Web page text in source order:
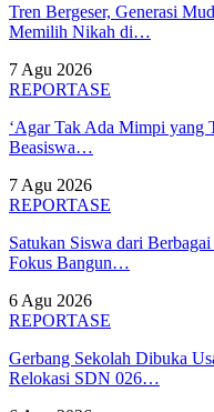
Tren Bergeser, Generasi
Memilih Nikah di…
7 Agu 2026
REPORTASE
‘Agar Tak Ada Mimpi yang
Beasiswa…
7 Agu 2026
REPORTASE
Satukan Siswa dari
Fokus Bangun…
6 Agu 2026
REPORTASE
Gerbang Sekolah Dibuka
Relokasi SDN 026…